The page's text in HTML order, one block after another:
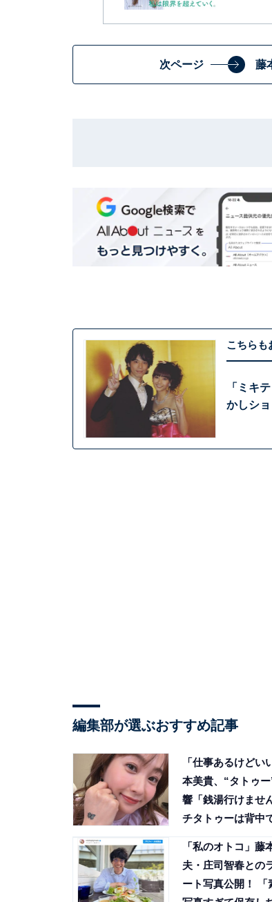
次ページ 藤
こちらも
「ミキ
かしショ
編集部が選ぶおすすめ記事
「仕事あるけどい
本美貴、“タトゥ
響「銭湯行けませ
チタトゥーは背中
「私のオトコ」藤
夫・庄司智春との
ート写真公開！ 「